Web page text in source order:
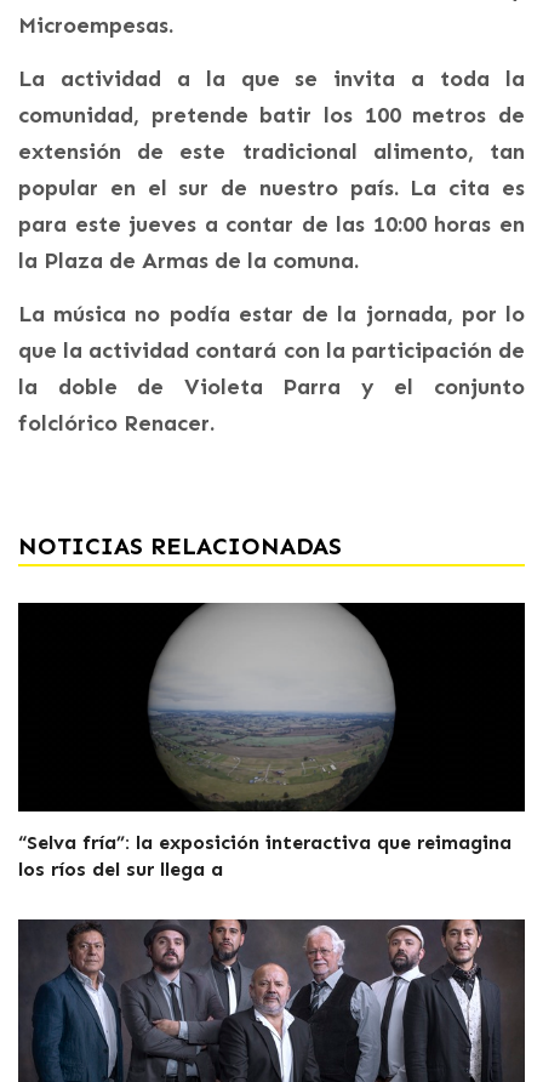
Microempesas.
La actividad a la que se invita a toda la
comunidad, pretende batir los 100 metros de
extensión de este tradicional alimento, tan
popular en el sur de nuestro país. La cita es
para este jueves a contar de las 10:00 horas en
la Plaza de Armas de la comuna.
La música no podía estar de la jornada, por lo
que la actividad contará con la participación de
la doble de Violeta Parra y el conjunto
folclórico Renacer.
NOTICIAS RELACIONADAS
“Selva fría”: la exposición interactiva que reimagina
los ríos del sur llega a